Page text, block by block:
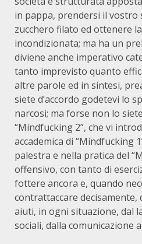
in pappa, prendersi il
zucchero filato ed ottenere
incondizionata; ma ha un
diviene anche imperativo
tanto imprevisto quanto
altre parole ed in sintesi,
siete d’accordo godetevi lo
narcosi; ma forse non lo
“Mindfucking 2”, che vi
accademica di “Mindfucking
palestra e nella pratica del
offensivo, con tanto di
fottere ancora e, quando
contrattaccare decisamente,
aiuti, in ogni situazione, dal
sociali, dalla comunicazione